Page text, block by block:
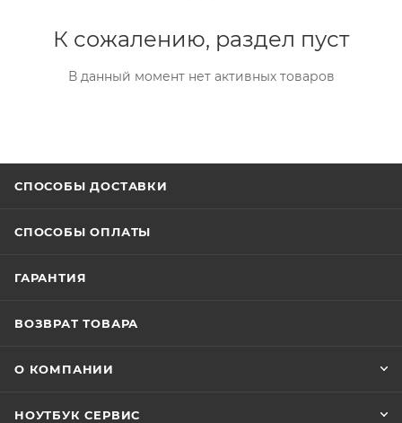
К сожалению, раздел пуст
В данный момент нет активных товаров
СПОСОБЫ ДОСТАВКИ
СПОСОБЫ ОПЛАТЫ
ГАРАНТИЯ
ВОЗВРАТ ТОВАРА
О КОМПАНИИ
НОУТБУК СЕРВИС